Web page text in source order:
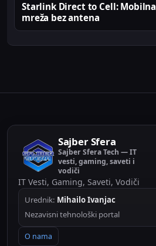
Starlink Direct to Cell: Mobilna
mreža bez antena
Sajber Sfera
Sajber Sfera Tech — IT
vesti, gaming, saveti i
vodiči
IT Vesti, Gaming, Saveti, Vodiči
Urednik: Mihailo Ivanjac
Nezavisni tehnološki portal
O nama